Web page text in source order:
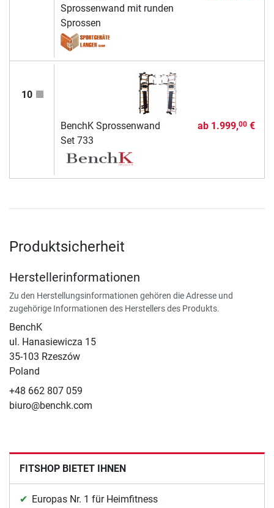
Sprossenwand mit runden
Sprossen
10
BenchK Sprossenwand
Set 733
ab 1.999,00€
Produktsicherheit
Herstellerinformationen
Zu den Herstellungsinformationen gehören die Adresse und
zugehörige Informationen des Herstellers des Produkts.
BenchK
ul. Hanasiewicza 15
35-103 Rzeszów
Poland
+48 662 807 059
biuro@benchk.com
FITSHOP BIETET IHNEN
Europas Nr. 1 für Heimfitness